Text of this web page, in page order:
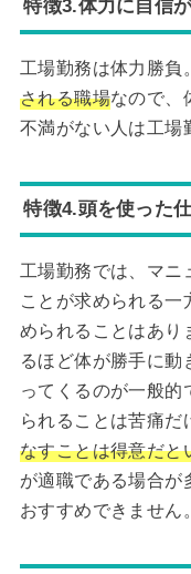
特徴3.体力に自信
工場勤務は体力勝負。
される職場なので、
不満がない人は工場
特徴4.頭を使った
工場勤務では、マニ
ことが求められる一
められることはあり
るほど体が勝手に動
ってくるのが一般的
られることは苦痛だ
なすことは得意だと
が適職である場合が
おすすめできません。